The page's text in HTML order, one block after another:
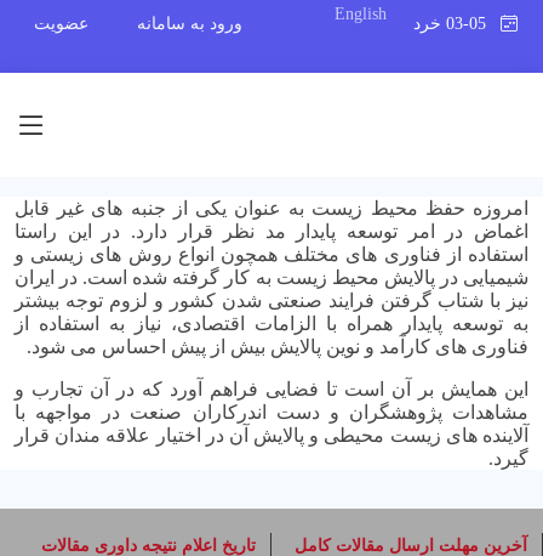
English
ورود به سامانه عضویت
امروزه حفظ محیط زیست به عنوان یکی از جنبه های غیر قابل
اغماض در امر توسعه پایدار مد نظر قرار دارد. در این راستا
استفاده از فناوری های مختلف همچون انواع روش های زیستی و
شیمیایی در پالایش محیط زیست به کار گرفته شده است. در ایران
نیز با شتاب گرفتن فرایند صنعتی شدن کشور و لزوم توجه بیشتر
به توسعه پایدار همراه با الزامات اقتصادی، نیاز به استفاده از
فناوری های کارآمد و نوین پالایش بیش از پیش احساس می شود.
این همایش بر آن است تا فضایی فراهم آورد که در آن تجارب و
مشاهدات پژوهشگران و دست اندرکاران صنعت در مواجهه با
آلاینده های زیست محیطی و پالایش آن در اختیار علاقه مندان قرار
گیرد.
آخرین مهلت ارسال مقالات کامل تاریخ اعلام نتیجه داوری مقالات